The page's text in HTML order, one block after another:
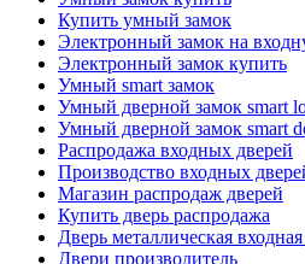
Купить умный замок
Электронный замок на
Электронный замок купить
Умный smart замок
Умный дверной замок smart
Умный дверной замок smart
Распродажа входных дверей
Производство входных
Магазин распродаж дверей
Купить дверь распродажа
Дверь металлическая
Двери производитель